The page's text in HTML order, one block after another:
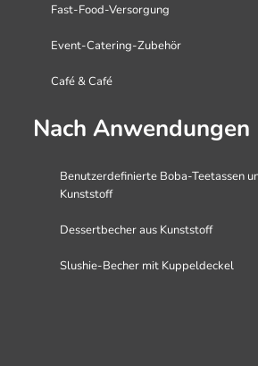
Fast-Food-Versorgung
Event-Catering-Zubehör
Café & Café
Nach Anwendungen
Benutzerdefinierte Boba-Teetassen
Kunststoff
Dessertbecher aus Kunststoff
Slushie-Becher mit Kuppeldeckel